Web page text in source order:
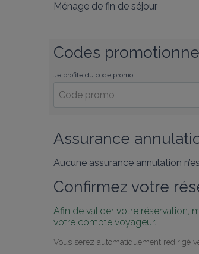
Ménage de fin de séjour
Codes
Je profite du code promo
Assurance
Aucune assurance annulation
Confirmez votre
Afin de valider votre réservation,
votre compte voyageur.
Vous serez automatiquement redirigé